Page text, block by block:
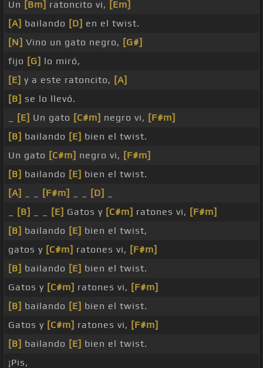
Un [Bm] ratoncito vi, [Em]
[A] bailando [D] en el twist.
[N] Vino un gato negro, [G#]
fijo [G] lo miró,
[E] y a este ratoncito, [A]
[B] se lo llevó.
[E] Un gato [C#m] negro vi, [F#m]
[B] bailando [E] bien el twist.
Un gato [C#m] negro vi, [F#m]
[B] bailando [E] bien el twist.
[A]
[F#m] [D]
[B] [E] Gatos y [C#m] ratones vi, [F#m]
[B] bailando [E] bien el twist,
gatos y [C#m] ratones vi, [F#m]
[B] bailando [E] bien el twist.
Gatos y [C#m] ratones vi, [F#m]
[B] bailando [E] bien el twist.
Gatos y [C#m] ratones vi, [F#m]
[B] bailando [E] bien el twist.
¡Pis,